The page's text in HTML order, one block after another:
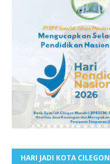
HARI JADI KOTA CILEGON